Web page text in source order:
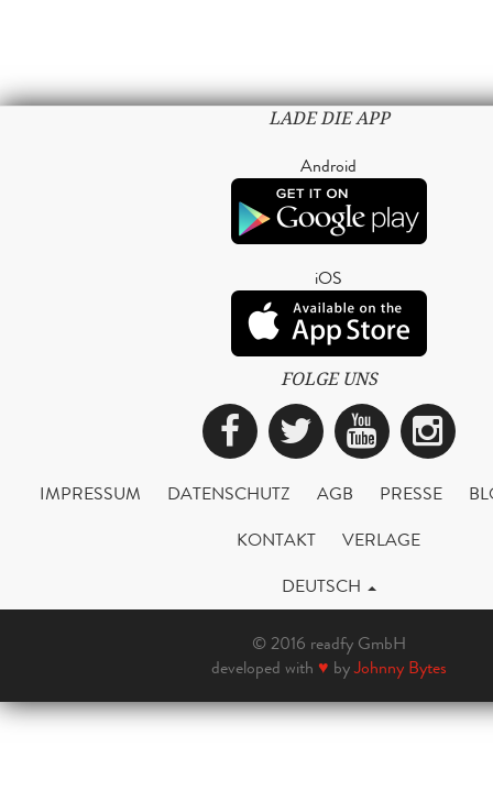
LADE DIE APP
Android
iOS
FOLGE UNS
Facebook
Twitter
IMPRESSUM DATENSCHUTZ AGB PRESSE
KONTAKT
VERLAGE
DEUTSCH
© 2016 readfy GmbH
developed with ♥ byJohnny Bytes